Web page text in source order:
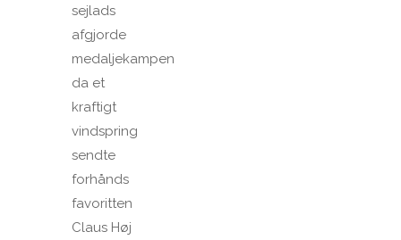
sejlads
afgjorde
medaljekampen
da et
kraftigt
vindspring
sendte
forhånds
favoritten
Claus Høj